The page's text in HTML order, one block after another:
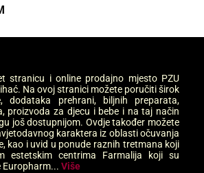
stranicu i online prodajno mjesto PZU
Na ovoj stranici možete poručiti širok
dodataka prehrani, biljnih preparata,
proizvoda za djecu i bebe i na taj način
još dostupnijom. Ovdje također možete
karaktera iz oblasti očuvanja
kao i uvid u ponude raznih tretmana koji
estetskim centrima Farmalija koji su
Europharm... Više